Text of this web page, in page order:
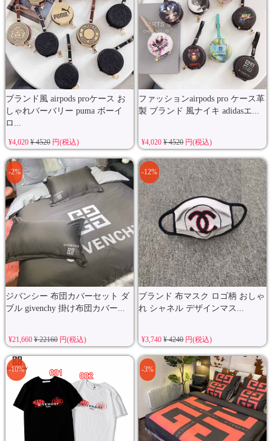
ブランド風 airpods proケース お
しゃれバーバリー puma ボーイ
ロ...
¥4,020 ¥ 4520円(税込)
ファッションairpods pro ケース革
製 ブランド 風ナイキ adidasエ...
¥4,020¥ 4520円(税込)
ジバンシー 布団カバーセット ダ
ブル givenchy 掛け布団カバー...
-2%
¥21,660 ¥ 22160円(税込)
ブランド 布マスク ロゴ柄 おしゃ
れ シャネル デザインマス...
-12%
¥3,740¥ 4240円(税込)
-10% -3%